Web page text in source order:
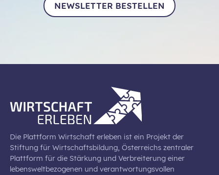
NEWSLETTER BESTELLEN
Die Plattform Wirtschaft erleben ist ein Projekt der
Stiftung für Wirtschaftsbildung, Österreichs zentraler
Plattform für die Stärkung und Verbreiterung einer
lebensweltbezogenen und verantwortungsvollen